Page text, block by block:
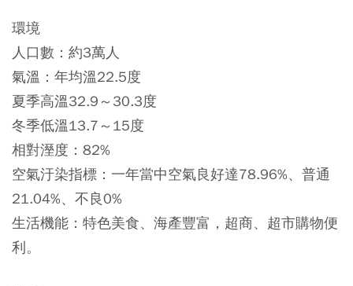
環境
人口數：約3萬人
氣溫：年均溫22.5度
夏季高溫32.9～30.3度
冬季低溫13.7～15度
相對溼度：82%
空氣汙染指標：一年當中空氣良好達78.96%、普通
21.04%、不良0%
生活機能：特色美食、海產豐富，超商、超市購物便
利。